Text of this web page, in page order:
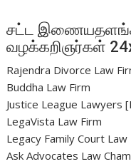
சட்ட
வழக்கறிஞர்கள்
Rajendra Divorce Law
Buddha Law Firm
Justice League Lawyers
LegaVista Law Firm
Legacy Family Court Law
Ask Advocates Law